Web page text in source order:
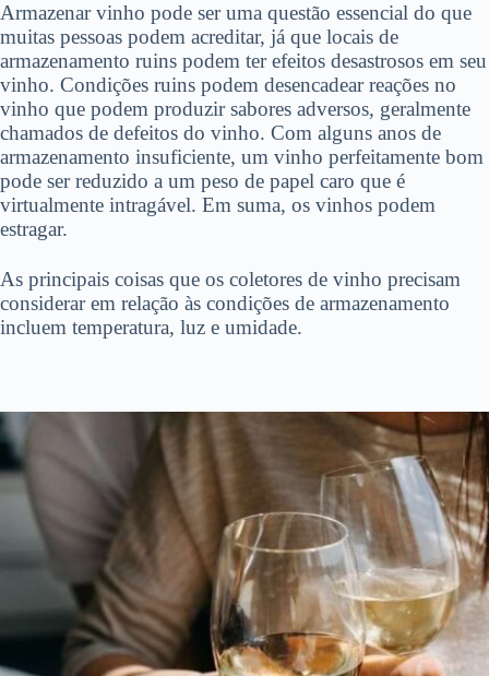
Armazenar vinho pode ser uma questão essencial do que
muitas pessoas podem acreditar, já que locais de
armazenamento ruins podem ter efeitos desastrosos em seu
vinho. Condições ruins podem desencadear reações no
vinho que podem produzir sabores adversos, geralmente
chamados de defeitos do vinho. Com alguns anos de
armazenamento insuficiente, um vinho perfeitamente bom
pode ser reduzido a um peso de papel caro que é
virtualmente intragável. Em suma, os vinhos podem
estragar.
As principais coisas que os coletores de vinho precisam
considerar em relação às condições de armazenamento
incluem temperatura, luz e umidade.